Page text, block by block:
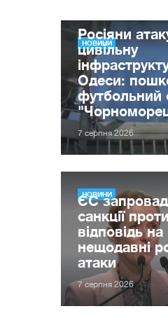
НОВИНИ
Росіяни
цивільну
Одеси:
футбольний
7 серпня 2026
НОВИНИ
ЄС
санкції
відповідь на
нещодавні
атаки
7 серпня 2026